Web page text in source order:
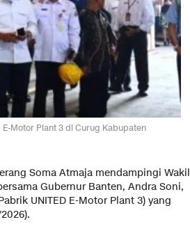
Motor Plant 3 di Curug Kabupaten
Soma Atmaja mendampingi Wakil
Gubernur Banten, Andra Soni,
UNITED E-Motor Plant 3) yang